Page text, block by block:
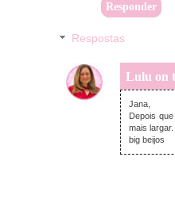
Responder
Respostas
Lulu on
Jana,
Depois
mais largar.
big beijos